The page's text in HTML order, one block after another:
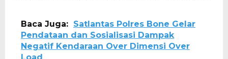
Baca Juga: Satlantas Polres Bone Gelar
Pendataan dan Sosialisasi Dampak
Negatif Kendaraan Over Dimensi Over